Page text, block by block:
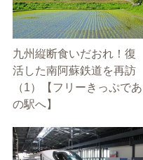
九州縦断食いだおれ！復
活した南阿蘇鉄道を再訪
（1）【フリーきっぷであ
の駅へ】